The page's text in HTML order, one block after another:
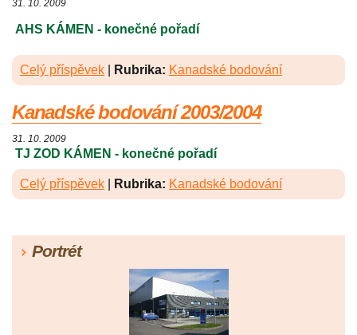
31. 10. 2009
AHS KÁMEN - konečné pořadí
Celý příspěvek Rubrika: Kanadské bodování
Kanadské bodování 2003/2004
31. 10. 2009
TJ ZOD KÁMEN - konečné pořadí
Celý příspěvek Rubrika: Kanadské bodování
Portrét